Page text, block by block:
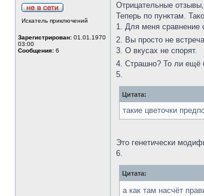
Искатель приключений
Зарегистрирован: 01.01.1970
03:00
Сообщения: 6
Отрицательные
Теперь по пунктам.
1. Для меня сравнение
2. Вы просто не
3. О вкусах не спорят.
4. Страшно? То ли ещё
5.
Цитата:
такие цветочки
Это генетически
6.
Цитата:
а как там насчёт